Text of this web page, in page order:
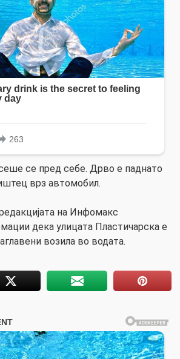
се пред себе. Дрво е паднато
врз автомобил.
на Инфомакс
дека улицата Пластичарска е
возила во водата.